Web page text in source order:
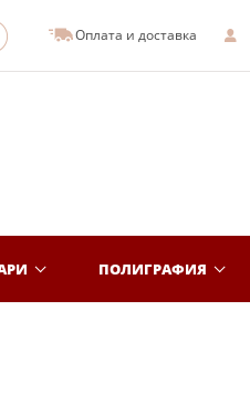
Оплата и доставка
ПОЛИГРАФИЯ